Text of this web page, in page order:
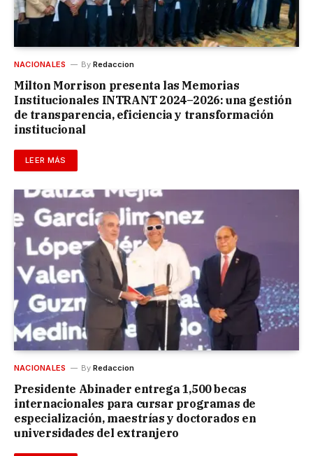
NACIONALES By Redaccion
Milton Morrison presenta las Memorias
Institucionales INTRANT 2024–2026: una gestión
de transparencia, eficiencia y transformación
institucional
LEER MÁS
NACIONALES By Redaccion
Presidente Abinader entrega 1,500 becas
internacionales para cursar programas de
especialización, maestrías y doctorados en
universidades del extranjero